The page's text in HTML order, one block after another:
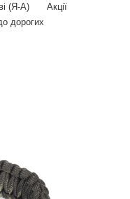
(Я-А)
Акції
дорогих